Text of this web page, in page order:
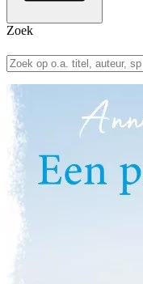
Zoek